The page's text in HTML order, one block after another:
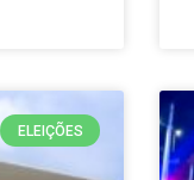
ELEIÇÕES